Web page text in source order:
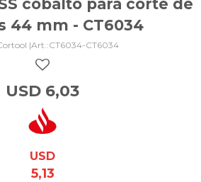
cobalto para corte de
44 mm - CT6034
| CT6034-CT6034
USD 6,03
USD
5,13